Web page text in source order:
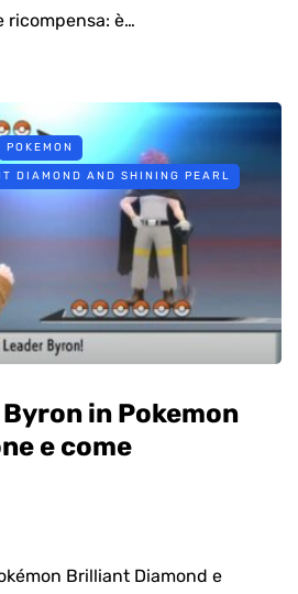
ricompensa: è…
POKEMON
DIAMOND AND SHINING PEARL
in Pokemon
e come
Brilliant Diamond e